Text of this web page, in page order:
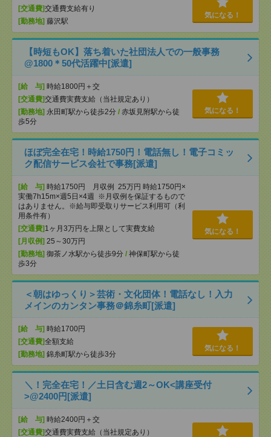
[交通費]交通費支給有り
[勤務地] 藤沢駅
気になる！
【時短もOK】落ち着いた社団法人での一般事務
@1800＊50代活躍中[派遣]
[給 与] 時給1800円＋交
[交通費]交通費実費支給（当社規定あり）
[勤務地] 永田町駅から徒歩2分 / 赤坂見附駅から徒
歩5分
気になる！
ほぼ完全在宅！時給1750円！電話無し！電子コミッ
ク配信サービス会社で事務[派遣]
[給 与] 時給1750円 月収例 25万円 時給1750円×
実働7h15m×週5日×4週 ※月収例を保証するもので
はありません。※給与即受取りサービス利用可（利
用条件有）
[交通費] 1ヶ月3万円を上限として実費支給
[月収例] 25～30万円
[勤務地] 御茶ノ水駅から徒歩9分 / 神保町駅から徒
歩3分
気になる！
＜朝はゆっくり＞芸術・文化団体！電話なし！入力
メインのカンタン事務＠錦糸町[派遣]
[給 与] 時給1700円
[交通費]全額支給
[勤務地] 錦糸町駅から徒歩3分
気になる！
＼！完全在宅！／土日含む週2～OK<講座受付
>@2400円[派遣]
[給 与] 時給2400円＋交
[交通費]交通費実費支給（当社規定あり）